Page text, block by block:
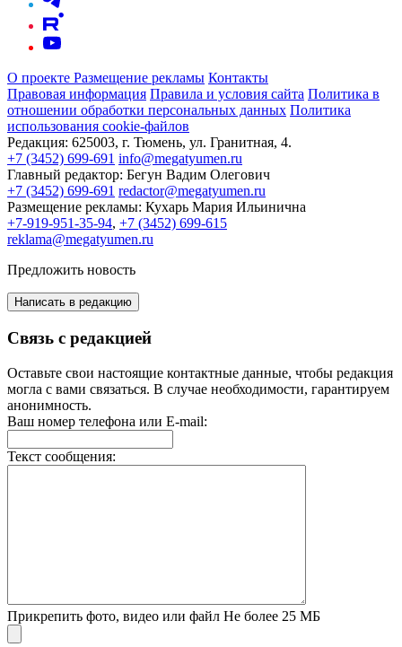
О проекте Размещение рекламы Контакты
Правовая информация Правила и условия сайта Политика в
отношении обработки персональных данных Политика
использования cookie-файлов
Редакция: 625003, г. Тюмень, ул. Гранитная, 4.
+7 (3452) 699-691 info@megatyumen.ru
Главный редактор: Бегун Вадим Олегович
+7 (3452) 699-691 redactor@megatyumen.ru
Размещение рекламы: Кухарь Мария Ильинична
+7-919-951-35-94, +7 (3452) 699-615
reklama@megatyumen.ru
Предложить новость
Написать в редакцию
Связь с редакцией
Оставьте свои настоящие контактные данные, чтобы редакция
могла с вами связаться. В случае необходимости, гарантируем
анонимность.
Ваш номер телефона или E-mail:
Текст сообщения:
Прикрепить фото, видео или файл Не более 25 МБ